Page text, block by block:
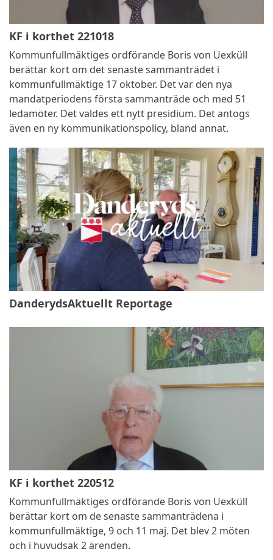
KF i korthet 221018
Kommunfullmäktiges ordförande Boris von Uexküll
berättar kort om det senaste sammanträdet i
kommunfullmäktige 17 oktober. Det var den nya
mandatperiodens första sammanträde och med 51
ledamöter. Det valdes ett nytt presidium. Det antogs
även en ny kommunikationspolicy, bland annat.
DanderydsAktuellt Reportage
KF i korthet 220512
Kommunfullmäktiges ordförande Boris von Uexküll
berättar kort om de senaste sammanträdena i
kommunfullmäktige, 9 och 11 maj. Det blev 2 möten
och i huvudsak 2 ärenden.